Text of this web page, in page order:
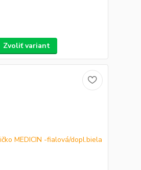
Zvoliť variant